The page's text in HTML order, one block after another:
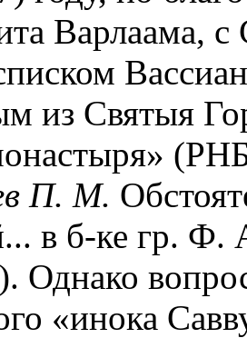
Варлаама,
из Святыя
П. М.
в б-ке гр.
Однако
«инока